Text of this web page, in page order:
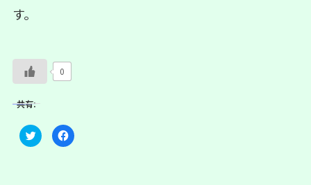
す。
0
共有:
ク
リ
F
a